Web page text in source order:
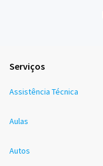
Serviços
Assistência Técnica
Aulas
Autos